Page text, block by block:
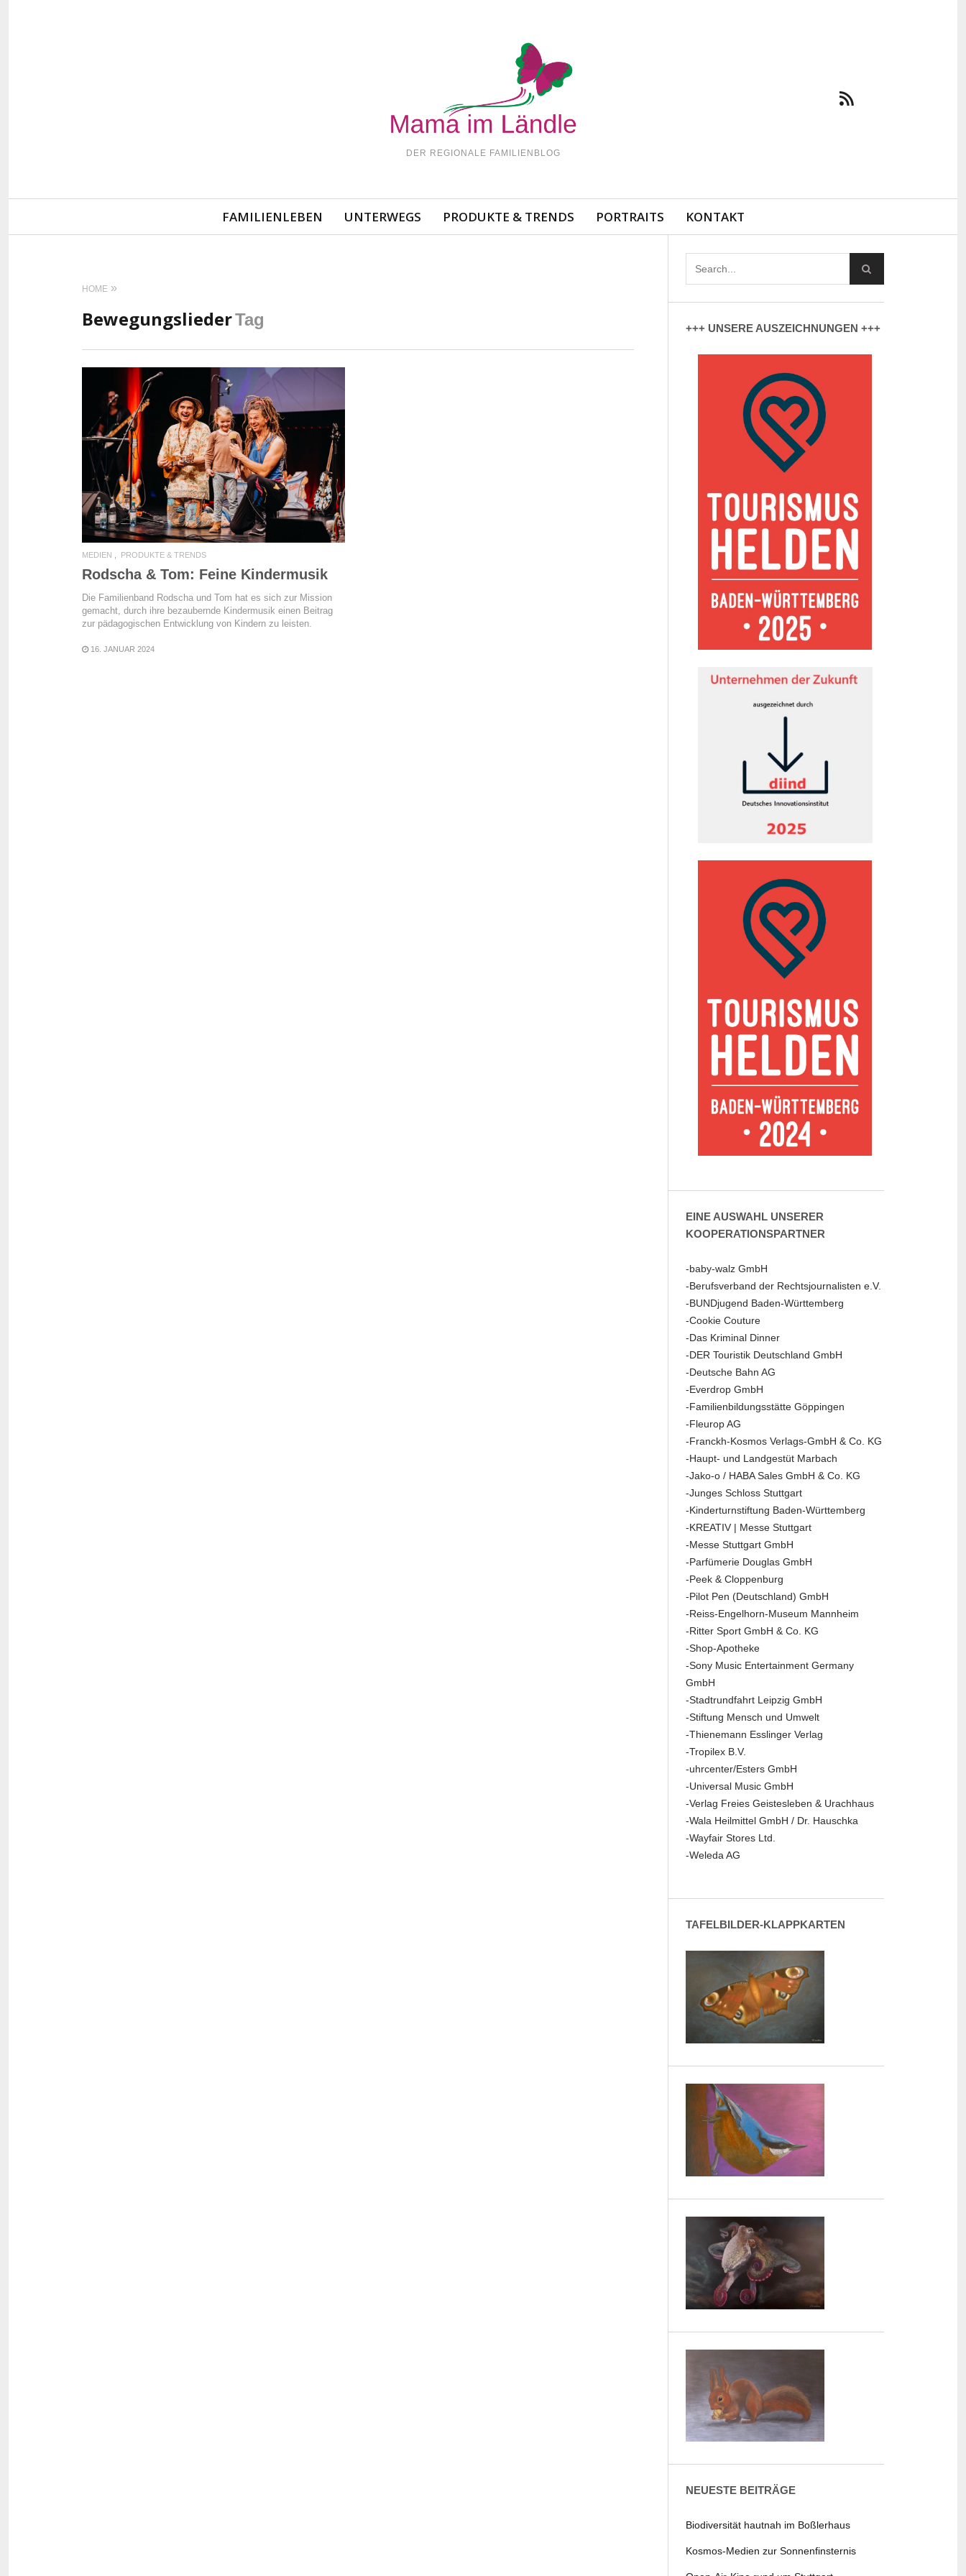
DER REGIONALE FAMILIENBLOG
Navigation
FAMILIENLEBEN UNTERWEGS PRODUKTE & TRENDS PORTRAITS KONTAKT
HOME
BewegungsliederTag
READ MORE
MEDIEN PRODUKTE & TRENDS
Rodscha & Tom: Feine Kindermusik
Die Familienband Rodscha und Tom hat es sich zur Mission
gemacht, durch ihre bezaubernde Kindermusik einen Beitrag
zur pädagogischen Entwicklung von Kindern zu leisten.
16. JANUAR 2024
+++ UNSERE AUSZEICHNUNGEN +++
EINE AUSWAHL UNSERER
KOOPERATIONSPARTNER
-baby-walz GmbH
-Berufsverband der Rechtsjournalisten e.V.
-BUNDjugend Baden-Württemberg
-Cookie Couture
-Das Kriminal Dinner
-DER Touristik Deutschland GmbH
-Deutsche Bahn AG
-Everdrop GmbH
-Familienbildungsstätte Göppingen
-Fleurop AG
-Franckh-Kosmos Verlags-GmbH & Co. KG
-Haupt- und Landgestüt Marbach
-Jako-o / HABA Sales GmbH & Co. KG
-Junges Schloss Stuttgart
-Kinderturnstiftung Baden-Württemberg
-KREATIV | Messe Stuttgart
-Messe Stuttgart GmbH
-Parfümerie Douglas GmbH
-Peek & Cloppenburg
-Pilot Pen (Deutschland) GmbH
-Reiss-Engelhorn-Museum Mannheim
-Ritter Sport GmbH & Co. KG
-Shop-Apotheke
-Sony Music Entertainment Germany
GmbH
-Stadtrundfahrt Leipzig GmbH
-Stiftung Mensch und Umwelt
-Thienemann Esslinger Verlag
-Tropilex B.V.
-uhrcenter/Esters GmbH
-Universal Music GmbH
-Verlag Freies Geistesleben & Urachhaus
-Wala Heilmittel GmbH / Dr. Hauschka
-Wayfair Stores Ltd.
-Weleda AG
TAFELBILDER-KLAPPKARTEN
NEUESTE BEITRÄGE
Biodiversität hautnah im Boßlerhaus
Kosmos-Medien zur Sonnenfinsternis